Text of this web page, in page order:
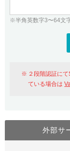
WHOIS検索
おすすめ One
※半角英数字3〜64文
２段階認証に
ている場合は
外部サ